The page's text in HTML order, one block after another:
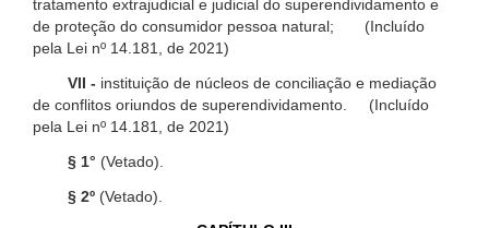
tratamento extrajudicial e judicial do superendividamento e
de proteção do consumidor pessoa natural; (Incluído
pela Lei nº 14.181, de 2021)
VII - instituição de núcleos de conciliação e mediação
de conflitos oriundos de superendividamento. (Incluído
pela Lei nº 14.181, de 2021)
§ 1° (Vetado).
§ 2º (Vetado).